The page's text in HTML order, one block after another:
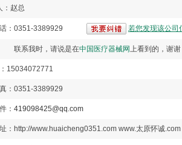
：赵总
话：0351-3389929 若您发现该公司
联系我时，请说是在中国医疗器械网上看到的，谢谢
15034072771
：0351-3389929
： 419098425@qq.com
：http://www.huaicheng0351.com www.太原怀诚.com